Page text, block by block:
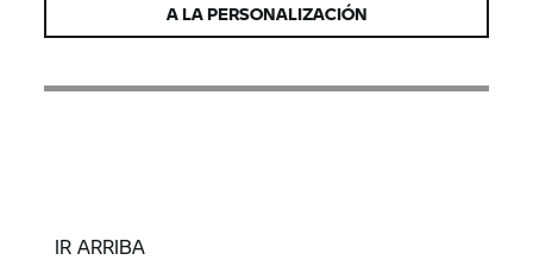
A LA PERSONALIZACIÓN
IR ARRIBA